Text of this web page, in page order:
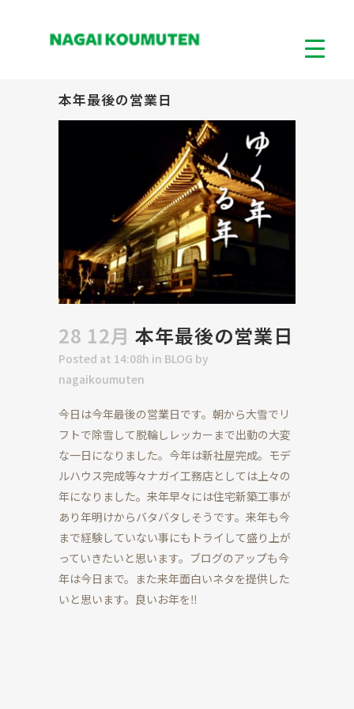
本年最後の営業日
28 12月 本年最後の営業日
Posted at 14:08h in BLOG by
nagaikoumuten
今日は今年最後の営業日です。朝から大雪でリ
フトで除雪して脱輪しレッカーまで出動の大変
な一日になりました。今年は新社屋完成。モデ
ルハウス完成等々ナガイ工務店としては上々の
年になりました。来年早々には住宅新築工事が
あり年明けからバタバタしそうです。来年も今
まで経験していない事にもトライして盛り上が
っていきたいと思います。ブログのアップも今
年は今日まで。また来年面白いネタを提供した
いと思います。良いお年を‼